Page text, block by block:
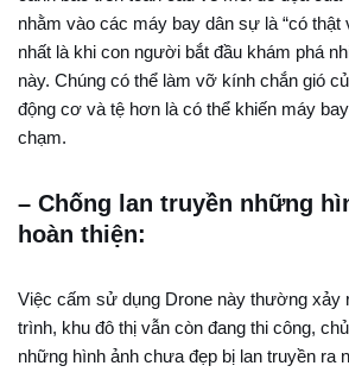
nhằm vào các máy bay dân sự là “có thật
nhất là khi con người bắt đầu khám phá
này. Chúng có thể làm vỡ kính chắn gió
động cơ và tệ hơn là có thể khiến máy
chạm.
– Chống lan truyền những
hoàn thiện:
Việc cấm sử dụng Drone này thường xảy
trình, khu đô thị vẫn còn đang thi công,
những hình ảnh chưa đẹp bị lan truyền ra